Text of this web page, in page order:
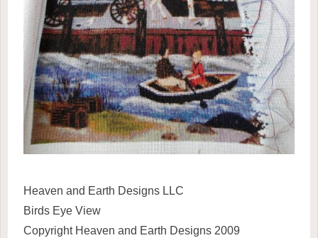
Heaven and Earth Designs LLC
Birds Eye View
Copyright Heaven and Earth Designs 2009